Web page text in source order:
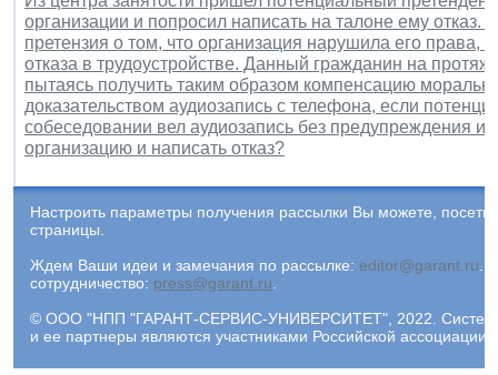
организации и попросил написать на талоне ему
претензия о том, что организация нарушила его права,
отказа в трудоустройстве. Данный гражданин на
пытаясь получить таким образом компенсацию
доказательством аудиозапись с телефона, если
собеседовании вел аудиозапись без предупреждения и
организацию и написать отказ?
Настроить параметры получения рассылки Вы можете,
страницы.
Ждем Ваши идеи и замечания по рассылке: editor@garant.ru.
сотрудничество: press@garant.ru.
© ООО "НПП "ГАРАНТ-СЕРВИС-УНИВЕРСИТЕТ", 2022. Система
и ее партнеры являются участниками Российской